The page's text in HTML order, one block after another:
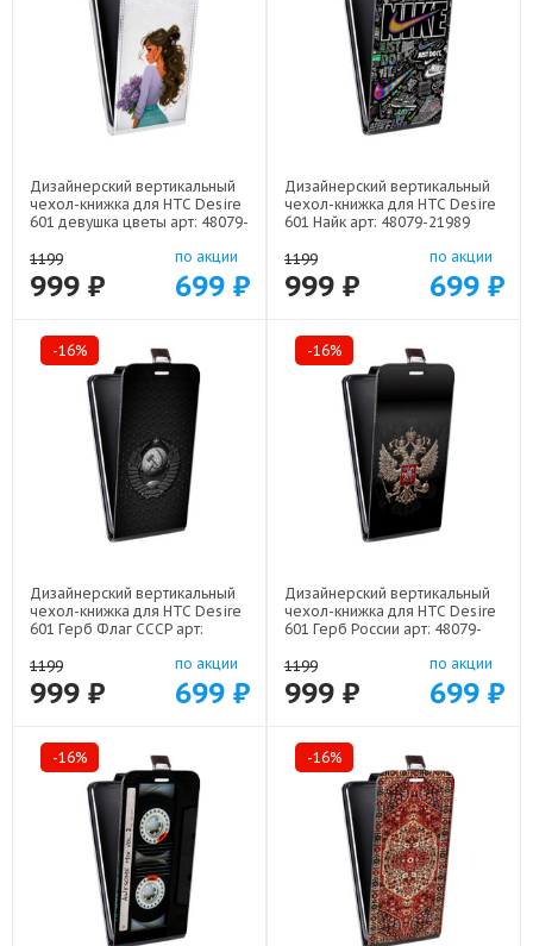
Дизайнерский вертикальный
чехол-книжка для HTC Desire
601 девушка цветы арт: 48079-
1199
999 ₽
по акции
699 ₽
Дизайнерский вертикальный
чехол-книжка для HTC Desire
601 Найк арт: 48079-21989
1199
999 ₽
по акции
699 ₽
-16%
Дизайнерский вертикальный
чехол-книжка для HTC Desire
601 Герб Флаг СССР арт:
1199
999 ₽
по акции
699 ₽
-16%
Дизайнерский вертикальный
чехол-книжка для HTC Desire
601 Герб России арт: 48079-
1199
999 ₽
по акции
699 ₽
-16% -16%